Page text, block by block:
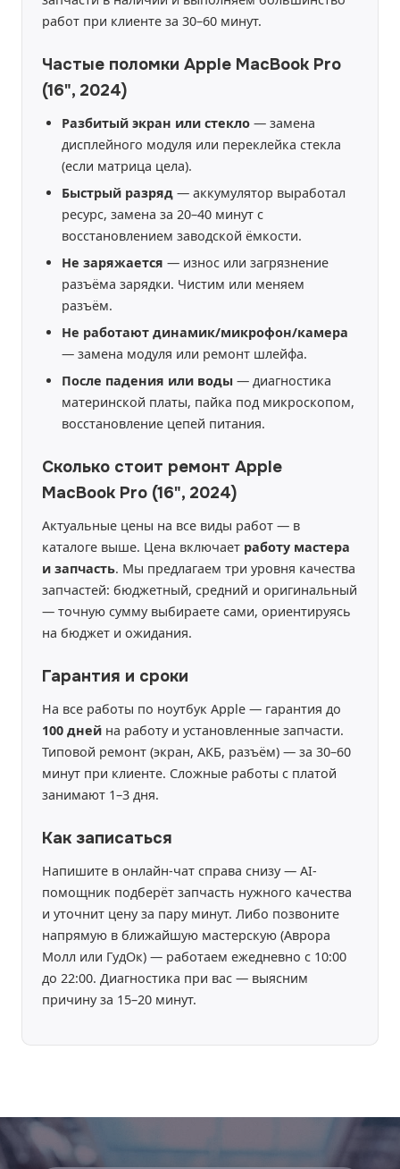
работ при клиенте за 30–60 минут.
Частые поломки Apple MacBook Pro
(16", 2024)
Разбитый экран или стекло — замена
дисплейного модуля или переклейка стекла
(если матрица цела).
Быстрый разряд — аккумулятор выработал
ресурс, замена за 20–40 минут с
восстановлением заводской ёмкости.
Не заряжается — износ или загрязнение
разъёма зарядки. Чистим или меняем
разъём.
Не работают динамик/микрофон/камера
— замена модуля или ремонт шлейфа.
После падения или воды — диагностика
материнской платы, пайка под микроскопом,
восстановление цепей питания.
Сколько стоит ремонт Apple
MacBook Pro (16", 2024)
Актуальные цены на все виды работ — в
каталоге выше. Цена включает работу мастера
и запчасть. Мы предлагаем три уровня качества
запчастей: бюджетный, средний и оригинальный
— точную сумму выбираете сами, ориентируясь
на бюджет и ожидания.
Гарантия и сроки
На все работы по ноутбук Apple — гарантия до
100 дней на работу и установленные запчасти.
Типовой ремонт (экран, АКБ, разъём) — за 30–60
минут при клиенте. Сложные работы с платой
занимают 1–3 дня.
Как записаться
Напишите в онлайн-чат справа снизу — AI-
помощник подберёт запчасть нужного качества
и уточнит цену за пару минут. Либо позвоните
напрямую в ближайшую мастерскую (Аврора
Молл или ГудОк) — работаем ежедневно с 10:00
до 22:00. Диагностика при вас — выясним
причину за 15–20 минут.